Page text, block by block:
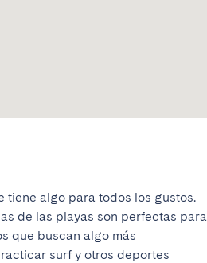
tiene algo para todos los gustos.
de las playas son perfectas para
que buscan algo más
surf y otros deportes